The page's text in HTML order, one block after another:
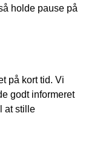
holde pause på
på kort tid. Vi
godt informeret
at stille